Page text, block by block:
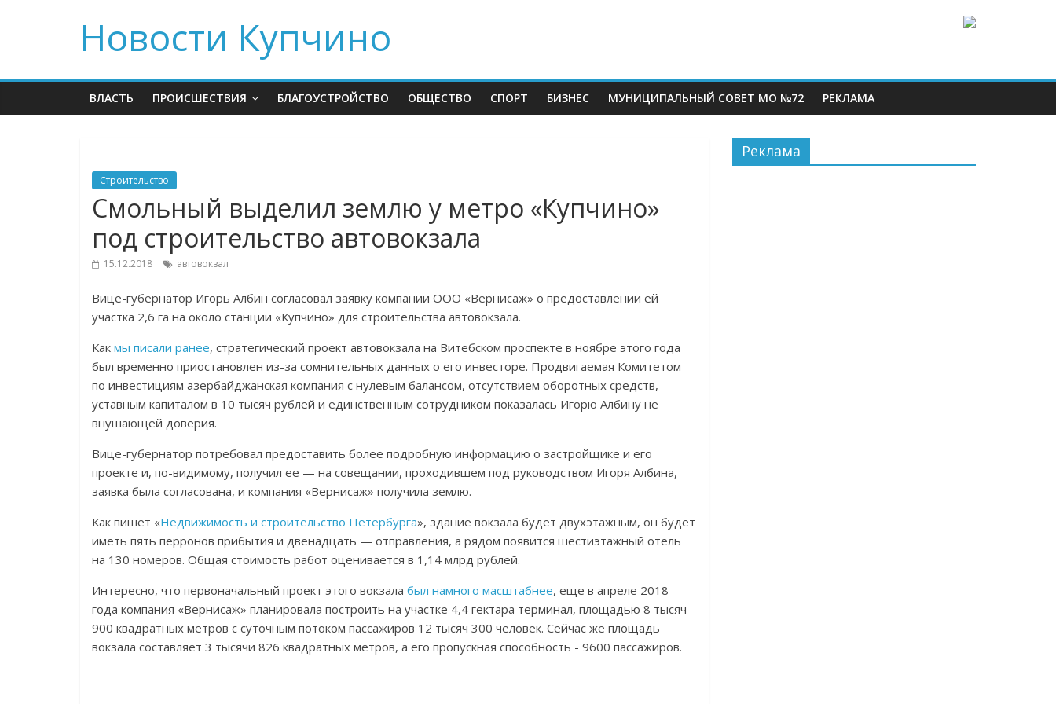
Новости Купчино
ВЛАСТЬ ПРОИСШЕСТВИЯ БЛАГОУСТРОЙСТВО ОБЩЕСТВО СПОРТ БИЗНЕС МУНИЦИПАЛЬНЫЙ СОВЕТ МО №72 РЕКЛАМА
Строительство
Смольный выделил землю у метро «Купчино»
под строительство автовокзала
15.12.2018 автовокзал
Вице-губернатор Игорь Албин согласовал заявку компании ООО «Вернисаж» о предоставлении ей
участка 2,6 га на около станции «Купчино» для строительства автовокзала.
Как мы писали ранее, стратегический проект автовокзала на Витебском проспекте в ноябре этого года
был временно приостановлен из-за сомнительных данных о его инвесторе. Продвигаемая Комитетом
по инвестициям азербайджанская компания с нулевым балансом, отсутствием оборотных средств,
уставным капиталом в 10 тысяч рублей и единственным сотрудником показалась Игорю Албину не
внушающей доверия.
Вице-губернатор потребовал предоставить более подробную информацию о застройщике и его
проекте и, по-видимому, получил ее — на совещании, проходившем под руководством Игоря Албина,
заявка была согласована, и компания «Вернисаж» получила землю.
Как пишет «Недвижимость и строительство Петербурга», здание вокзала будет двухэтажным, он будет
иметь пять перронов прибытия и двенадцать — отправления, а рядом появится шестиэтажный отель
на 130 номеров. Общая стоимость работ оценивается в 1,14 млрд рублей.
Интересно, что первоначальный проект этого вокзала был намного масштабнее, еще в апреле 2018
года компания «Вернисаж» планировала построить на участке 4,4 гектара терминал, площадью 8 тысяч
900 квадратных метров с суточным потоком пассажиров 12 тысяч 300 человек. Сейчас же площадь
вокзала составляет 3 тысячи 826 квадратных метров, а его пропускная способность - 9600 пассажиров.
Реклама